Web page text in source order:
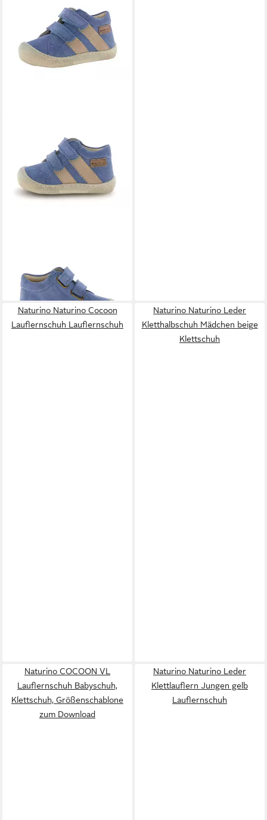
Barfußschuhe Sabby VL
Halbschuhe Lauflernschuh
91,97 €
Naturino Naturino Cocoon
Lauflernschuh Lauflernschuh
Naturino Naturino Leder
Kletthalbschuh Mädchen beige
Klettschuh
Naturino COCOON VL
Lauflernschuh Babyschuh,
Klettschuh, Größenschablone
zum Download
Naturino Naturino Leder
Klettlauflern Jungen gelb
Lauflernschuh